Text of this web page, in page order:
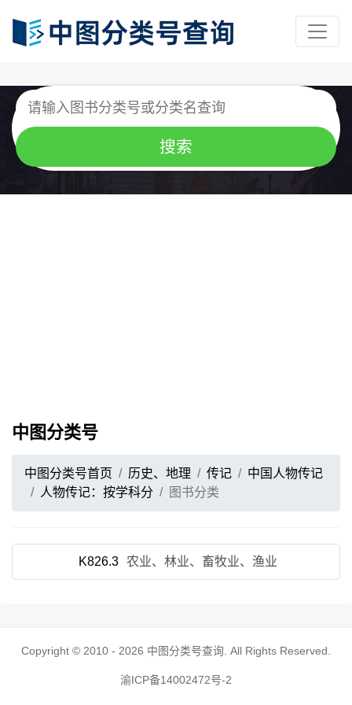
中图分类号
中图分类号首页 历史、地理 传记
中国人物传记
人物传记：按学科分
图书分类
K826.3 农业、林业、畜牧业、渔业
Copyright © 2010 - 2026 中图分类号查询 . All Rights Reserved.
渝ICP备14002472号-2